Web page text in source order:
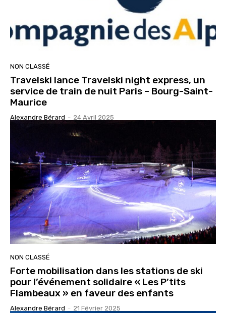
NON CLASSÉ
Travelski lance Travelski night express, un
service de train de nuit Paris – Bourg-Saint-
Maurice
Alexandre Bérard - 24 Avril 2025
NON CLASSÉ
Forte mobilisation dans les stations de ski
pour l’événement solidaire « Les P’tits
Flambeaux » en faveur des enfants
Alexandre Bérard - 21 Février 2025